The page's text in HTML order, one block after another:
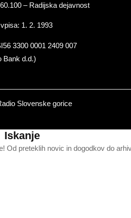
– Radijska dejavnost
1. 2. 1993
3300 0001 2409 007
Bank d.d.)
Slovenske gorice
Iskanje
Od preteklih novic in dogodkov do